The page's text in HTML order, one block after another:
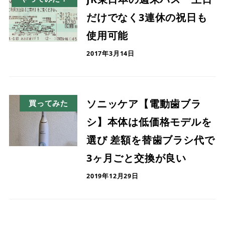
だけでなく3連休の祝日も
使用可能
2017年3月14日
買ってみた
ソニッケア【電動歯ブラ
シ】本体は低価格モデルを
選び 差額を替歯ブラシ代で
3ヶ月ごと交換が良い
2019年12月29日